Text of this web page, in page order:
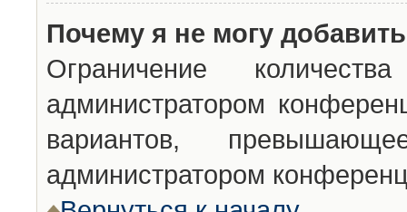
Почему я не могу
Ограничение
администратором
вариантов,
администратором